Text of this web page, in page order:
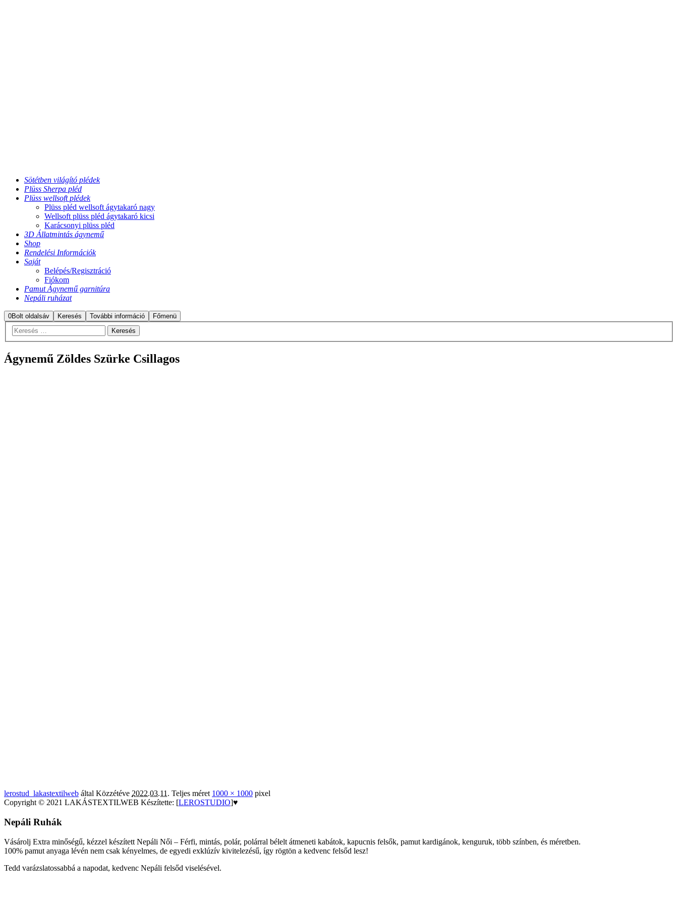
Sötétben világító plédek
Plüss Sherpa pléd
Plüss wellsoft plédek
Plüss pléd wellsoft ágytakaró nagy
Wellsoft plüss pléd ágytakaró kicsi
Karácsonyi plüss pléd
3D Állatmintás ágynemű
Shop
Rendelési Információk
Saját
Belépés/Regisztráció
Fiókom
Pamut Ágynemű garnitúra
Nepáli ruházat
0Bolt oldalsáv Keresés További információ Főmenü
Ágynemű Zöldes Szürke Csillagos
lerostud_lakastextilweb által Közzétéve 2022.03.11. Teljes méret 1000 × 1000 pixel
Copyright © 2021 LAKÁSTEXTILWEB Készítette: [LEROSTUDIO]♥
Nepáli Ruhák
Vásárolj Extra minőségű, kézzel készített Nepáli Női – Férfi, mintás, polár, polárral bélelt átmeneti kabátok, kapucnis felsők, pamut kardigánok, kenguruk, több színben, és méretben.
100% pamut anyaga lévén nem csak kényelmes, de egyedi exklúzív kivitelezésű, így rögtön a kedvenc felsőd lesz!
Tedd varázslatossabbá a napodat, kedvenc Nepáli felsőd viselésével.